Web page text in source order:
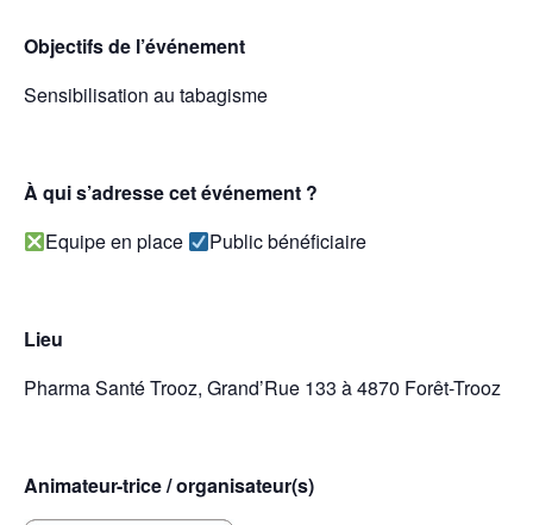
Objectifs de l’événement
Sensibilisation au tabagisme
À qui s’adresse cet événement ?
Equipe en place
Public bénéficiaire
Lieu
Pharma Santé Trooz, Grand’Rue 133 à 4870 Forêt-Trooz
Animateur-trice / organisateur(s)